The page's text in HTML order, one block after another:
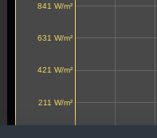
211 W/m²
421 W/m²
631 W/m²
841 W/m²